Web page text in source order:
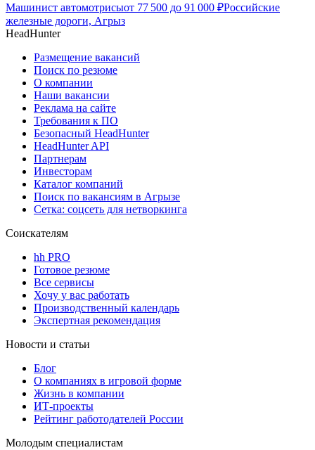
Машинист автомотрисыот 77 500 до 91 000 ₽Российские
железные дороги, Агрыз
HeadHunter
Размещение вакансий
Поиск по резюме
О компании
Наши вакансии
Реклама на сайте
Требования к ПО
Безопасный HeadHunter
HeadHunter API
Партнерам
Инвесторам
Каталог компаний
Поиск по вакансиям в Агрызе
Сетка: соцсеть для нетворкинга
Соискателям
hh PRO
Готовое резюме
Все сервисы
Хочу у вас работать
Производственный календарь
Экспертная рекомендация
Новости и статьи
Блог
О компаниях в игровой форме
Жизнь в компании
ИТ-проекты
Рейтинг работодателей России
Молодым специалистам